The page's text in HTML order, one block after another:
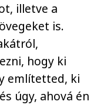
illetve a
is.
hogy ki
említetted, ki
úgy, ahová én